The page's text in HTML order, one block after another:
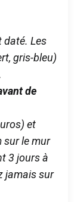
daté. Les
gris-bleu)
de
et
sur le mur
3 jours à
jamais sur